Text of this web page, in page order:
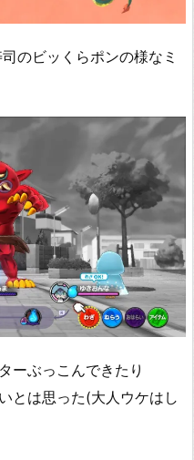
のビッくらポンの様なミ
ーぶっこんできたり
とは思った(大人ウケはし